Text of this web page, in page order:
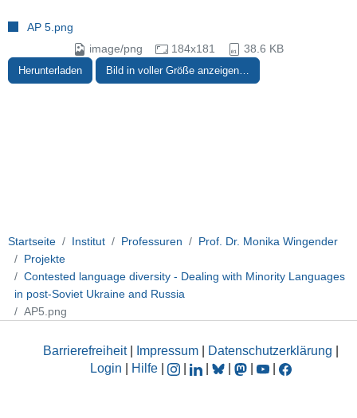
AP 5.png
image/png
184x181 38.6 KB
Herunterladen Bild in voller Größe anzeigen…
Startseite Institut Professuren
Prof. Dr. Monika Wingender
Projekte
Contested language diversity - Dealing with Minority Languages
in post-Soviet Ukraine and Russia
AP5.png
Barrierefreiheit| Impressum Datenschutzerklärung
Login
Hilfe